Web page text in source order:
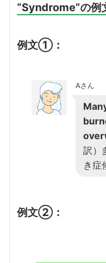
“Syndrome”の例
例文①：
Aさん
訳）
き症
例文②：